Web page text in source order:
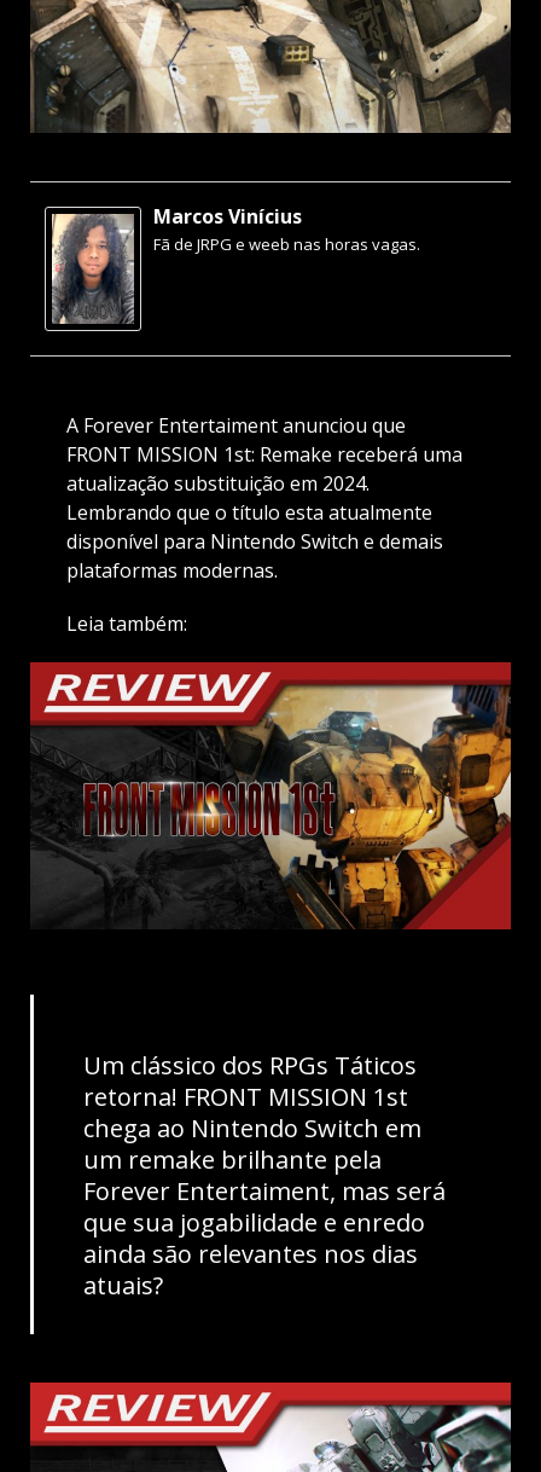
Marcos Vinícius
Fã de JRPG e weeb nas horas vagas.
A Forever Entertaiment anunciou que
FRONT MISSION 1st: Remake receberá uma
atualização substituição em 2024.
Lembrando que o título esta atualmente
disponível para Nintendo Switch e demais
plataformas modernas.
Leia também:
Um clássico dos RPGs Táticos
retorna! FRONT MISSION 1st
chega ao Nintendo Switch em
um remake brilhante pela
Forever Entertaiment, mas será
que sua jogabilidade e enredo
ainda são relevantes nos dias
atuais?